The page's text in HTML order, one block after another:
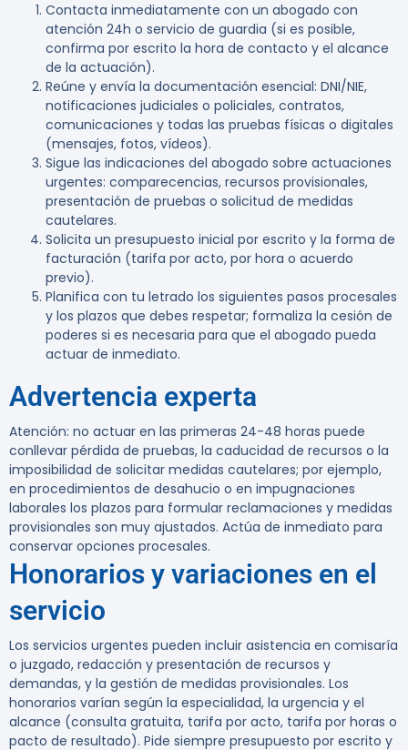
Contacta inmediatamente con un abogado con
atención 24h o servicio de guardia (si es posible,
confirma por escrito la hora de contacto y el alcance
de la actuación).
Reúne y envía la documentación esencial: DNI/NIE,
notificaciones judiciales o policiales, contratos,
comunicaciones y todas las pruebas físicas o digitales
(mensajes, fotos, vídeos).
Sigue las indicaciones del abogado sobre actuaciones
urgentes: comparecencias, recursos provisionales,
presentación de pruebas o solicitud de medidas
cautelares.
Solicita un presupuesto inicial por escrito y la forma de
facturación (tarifa por acto, por hora o acuerdo
previo).
Planifica con tu letrado los siguientes pasos procesales
y los plazos que debes respetar; formaliza la cesión de
poderes si es necesaria para que el abogado pueda
actuar de inmediato.
Advertencia experta
Atención: no actuar en las primeras 24-48 horas puede
conllevar pérdida de pruebas, la caducidad de recursos o la
imposibilidad de solicitar medidas cautelares; por ejemplo,
en procedimientos de desahucio o en impugnaciones
laborales los plazos para formular reclamaciones y medidas
provisionales son muy ajustados. Actúa de inmediato para
conservar opciones procesales.
Honorarios y variaciones en el
servicio
Los servicios urgentes pueden incluir asistencia en comisaría
o juzgado, redacción y presentación de recursos y
demandas, y la gestión de medidas provisionales. Los
honorarios varían según la especialidad, la urgencia y el
alcance (consulta gratuita, tarifa por acto, tarifa por horas o
pacto de resultado). Pide siempre presupuesto por escrito y